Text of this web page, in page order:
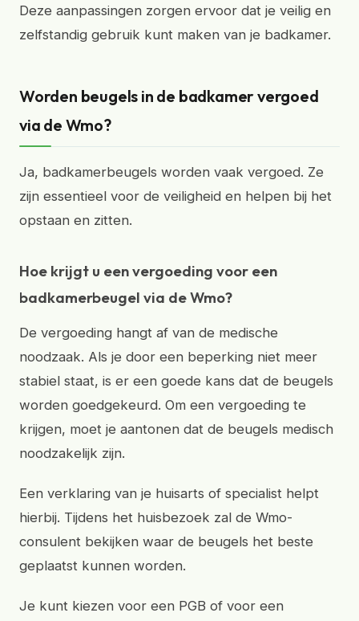
Deze aanpassingen zorgen ervoor dat je veilig en
zelfstandig gebruik kunt maken van je badkamer.
Worden beugels in de badkamer vergoed
via de Wmo?
Ja, badkamerbeugels worden vaak vergoed. Ze
zijn essentieel voor de veiligheid en helpen bij het
opstaan en zitten.
Hoe krijgt u een vergoeding voor een
badkamerbeugel via de Wmo?
De vergoeding hangt af van de medische
noodzaak. Als je door een beperking niet meer
stabiel staat, is er een goede kans dat de beugels
worden goedgekeurd. Om een vergoeding te
krijgen, moet je aantonen dat de beugels medisch
noodzakelijk zijn.
Een verklaring van je huisarts of specialist helpt
hierbij. Tijdens het huisbezoek zal de Wmo-
consulent bekijken waar de beugels het beste
geplaatst kunnen worden.
Je kunt kiezen voor een PGB of voor een